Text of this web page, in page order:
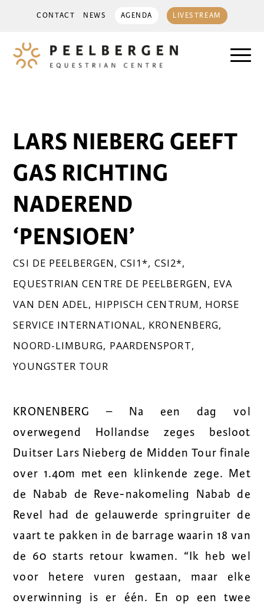
CONTACT NEWS AGENDA LIVESTREAM
LARS NIEBERG GEEFT
GAS RICHTING
NADEREND
‘PENSIOEN’
CSI DE PEELBERGEN, CSI1*, CSI2*,
EQUESTRIAN CENTRE DE PEELBERGEN, EVA
VAN DEN ADEL, HIPPISCH CENTRUM, HORSE
SERVICE INTERNATIONAL, KRONENBERG,
NOORD-LIMBURG, PAARDENSPORT,
YOUNGSTER TOUR
KRONENBERG – Na een dag vol
overwegend Hollandse zeges besloot
Duitser Lars Nieberg de Midden Tour finale
over 1.40m met een klinkende zege. Met
de Nabab de Reve-nakomeling Nabab de
Revel had de gelauwerde springruiter de
vaart te pakken in de barrage waarin 18 van
de 60 starts retour kwamen. “Ik heb wel
voor hetere vuren gestaan, maar elke
overwinning is er één. En op een twee